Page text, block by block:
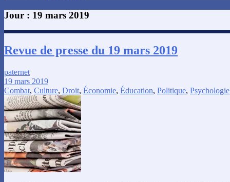
Jour : 19 mars 2019
Revue de presse du 19 mars 2019
paternet
19 mars 2019
Combat, Culture, Droit, Économie, Éducation, Politique, Psychologie